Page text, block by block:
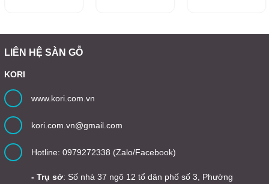
LIÊN HỆ SÀN GỖ
KORI
www.kori.com.vn
kori.com.vn@gmail.com
Hotline: 0979272338 (Zalo/Facebook)
- Trụ sở: Số nhà 37 ngõ 12 tổ dân phố số 3, Phường